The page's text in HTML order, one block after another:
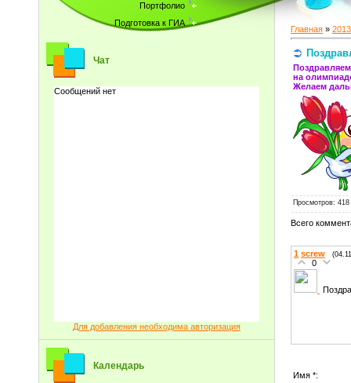
Портфолио
Подготовка к ГИА
Чат
Для добавления необходима авторизация
Календарь
Главная » 2013
на
Желаем
Просмотров:
Всего
1 screw
0
Имя *: